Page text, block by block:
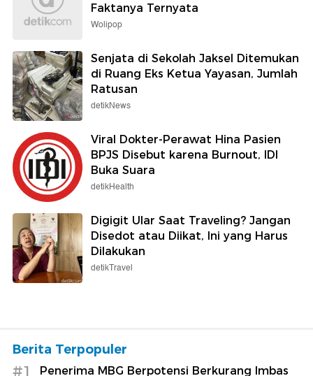
Faktanya Ternyata
Wolipop
Senjata di Sekolah Jaksel Ditemukan
di Ruang Eks Ketua Yayasan, Jumlah
Ratusan
detikNews
Viral Dokter-Perawat Hina Pasien
BPJS Disebut karena Burnout, IDI
Buka Suara
detikHealth
Digigit Ular Saat Traveling? Jangan
Disedot atau Diikat, Ini yang Harus
Dilakukan
detikTravel
Berita Terpopuler
#1
Penerima MBG Berpotensi Berkurang Imbas